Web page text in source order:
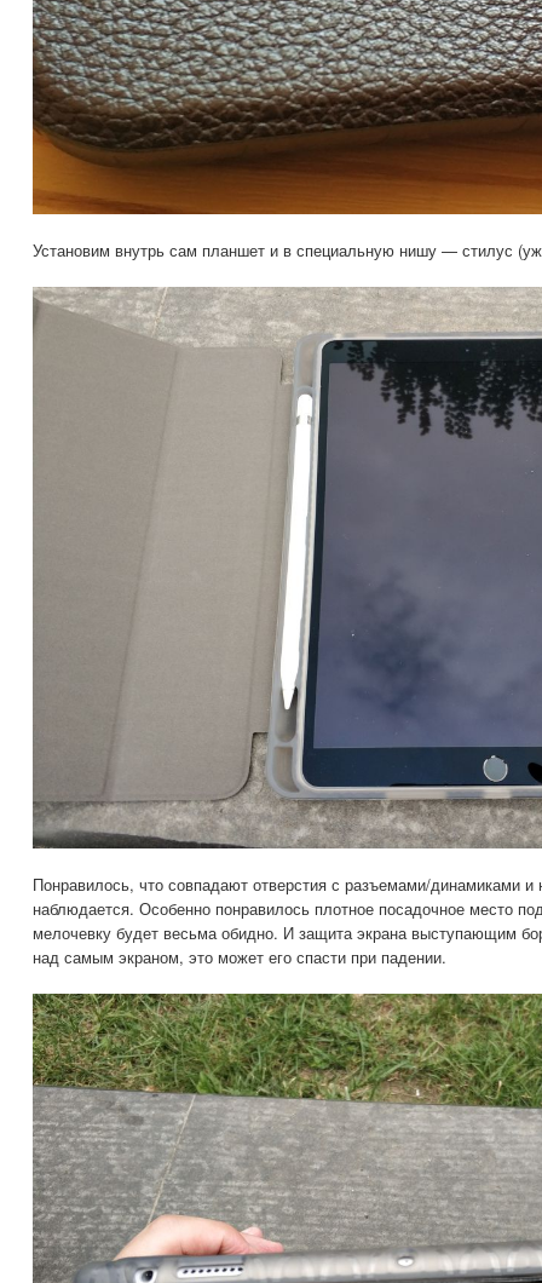
Установим внутрь сам планшет и в специальную нишу — стилус
Понравилось, что совпадают отверстия с разъемами/динамиками и
наблюдается. Особенно понравилось плотное посадочное место
мелочевку будет весьма обидно. И защита экрана выступающим
над самым экраном, это может его спасти при падении.